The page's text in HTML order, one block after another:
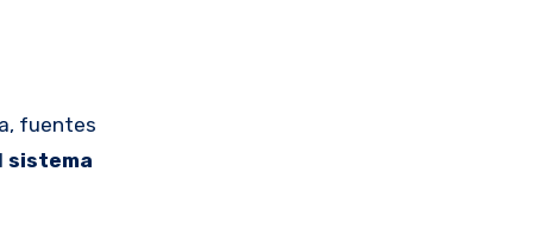
fuentes
sistema